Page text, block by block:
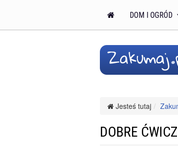
DOM I OGRÓD
Jesteś tutaj
DOBRE